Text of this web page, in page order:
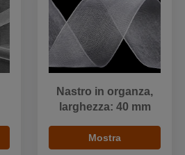
Nastro in organza,
larghezza: 40 mm
Mostra